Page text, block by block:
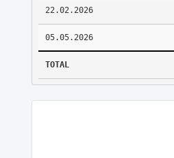
22.02.2026
05.05.2026
TOTAL